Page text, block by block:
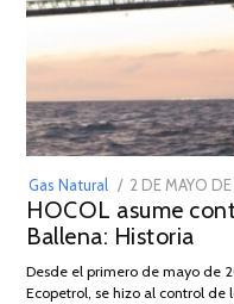
Gas Natural
POSTED
ON
2 DE MAYO
HOCOL asume
Ballena: Historia
Desde el primero de mayo de
Ecopetrol, se hizo al control de